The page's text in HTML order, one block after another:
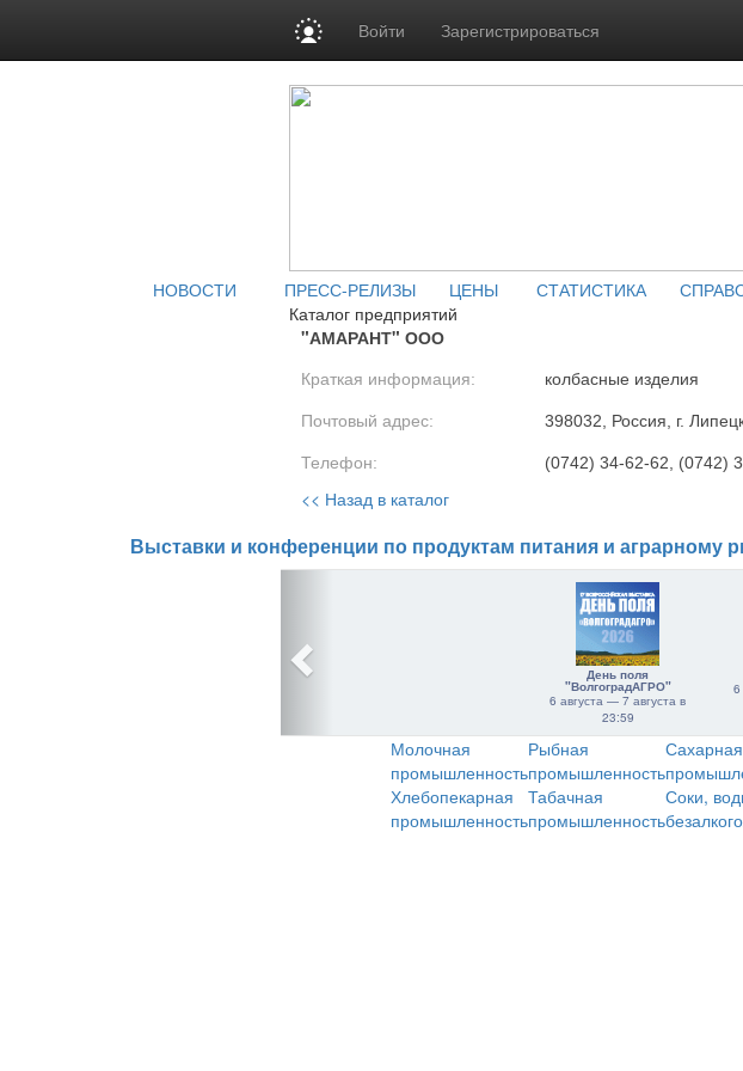
Войти Зарегистрироваться
НОВОСТИ ПРЕСС-РЕЛИЗЫ ЦЕНЫ СТАТИСТИКА
Каталог предприятий
"АМАРАНТ" ООО
Краткая информация: колбасные изделия
Почтовый адрес: 398032, Россия, г.
Телефон: (0742) 34-62-62, (0742)
<< Назад в каталог
Выставки и конференции по продуктам питания и аграрному
День поля
"ВолгоградАГРО"
6 августа — 7 августа в
23:59
6
Молочная
промышленность
Рыбная
промышленность
Сахарная
Хлебопекарная
промышленность
Табачная
промышленность
Соки,